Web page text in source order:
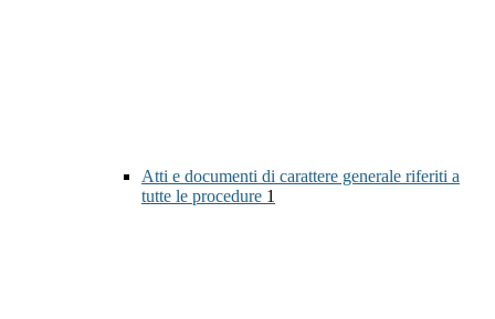
Atti e documenti di carattere generale riferiti a
tutte le procedure 1